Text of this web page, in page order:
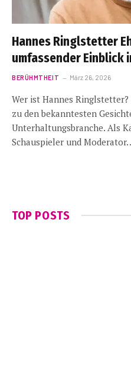
Hannes Ringlstetter
umfassender Einblick
BERÜHMTHEIT März 26, 2026
Wer ist Hannes
zu den bekanntesten
Unterhaltungsbranche. Als
Schauspieler und
TOP POSTS